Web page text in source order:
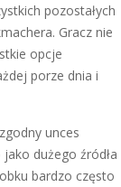
pozostałych
Gracz nie
opcje
porze dnia i
unces
dużego źródła
bardzo często